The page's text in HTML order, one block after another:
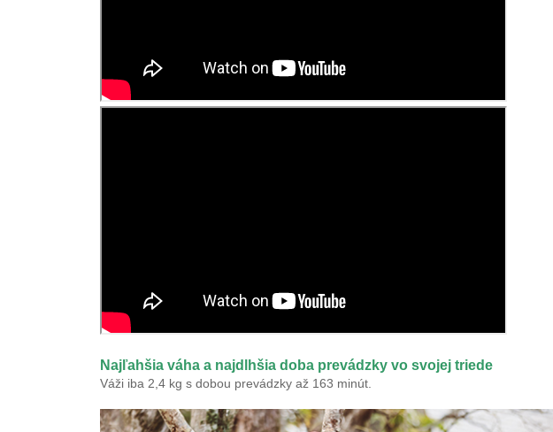
Váži iba 2,4 kg s dobou prevádzky až 163 minút.